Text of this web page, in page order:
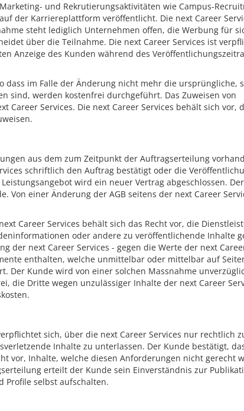
und Rekrutierungsaktivitäten wie Campus-
der Karriereplattform veröffentlicht. Die next Career
steht lediglich Unternehmen offen, die Werbung für
über die Teilnahme. Die next Career Services ist
Anzeige des Kunden während des
dass im Falle der Änderung nicht mehr die ursprüngliche,
sind, werden kostenfrei durchgeführt. Das Zuweisen von
Services. Die next Career Services behält sich vor,
aus dem zum Zeitpunkt der Auftragserteilung
schriftlich den Auftrag bestätigt oder die
wird ein neuer Vertrag abgeschlossen.
Von einer Änderung der AGB seitens der next Career
Career Services behält sich das Recht vor, die
oder andere zu veröffentlichende Inhalte
der next Career Services - gegen die Werte der next
enthalten, welche unmittelbar oder mittelbar auf
Der Kunde wird von einer solchen Massnahme
die Dritte wegen unzulässiger Inhalte der next Career
sich, über die next Career Services nur rechtlich
Inhalte zu unterlassen. Der Kunde bestätigt,
vor, Inhalte, welche diesen Anforderungen nicht gerecht
erteilt der Kunde sein Einverständnis zur
Profile selbst aufschalten.